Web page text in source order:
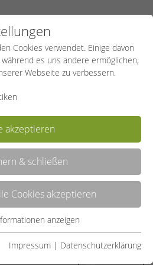
Musikgarten. Optimale
ihr Kind. Sport macht schlau.
LISTE
Cookies verwendet. Einige davon
es uns andere ermöglichen,
Webseite zu verbessern.
akzeptieren
& schließen
Cookies akzeptieren
für grundlegende Funktionen der
anzeigen
Impressum | Datenschutzerklärung